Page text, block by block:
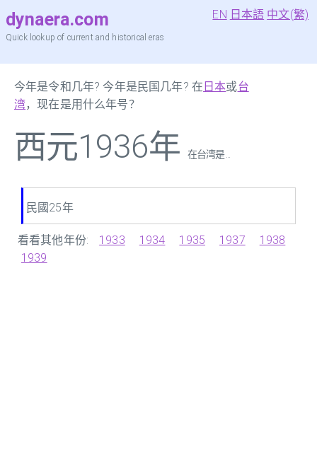
dynaera.com
Quick lookup of current and historical eras
EN 日本語 中文(繁)
今年是令和几年? 今年是民国几年? 在 日本或台
湾，现在是用什么年号？
西元1936年 在台湾是 ...
民國25年
看看其他年份: 1933 1934 1935 1937
1938
1939